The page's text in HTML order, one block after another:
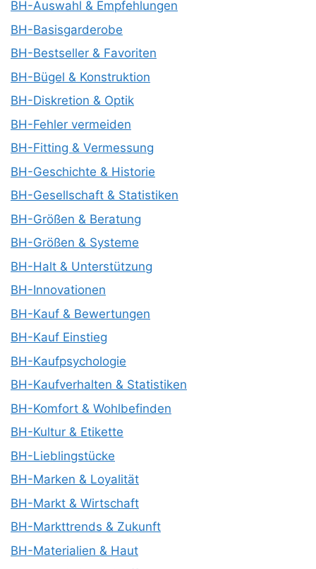
BH-Auswahl & Empfehlungen
BH-Basisgarderobe
BH-Bestseller & Favoriten
BH-Bügel & Konstruktion
BH-Diskretion & Optik
BH-Fehler vermeiden
BH-Fitting & Vermessung
BH-Geschichte & Historie
BH-Gesellschaft & Statistiken
BH-Größen & Beratung
BH-Größen & Systeme
BH-Halt & Unterstützung
BH-Innovationen
BH-Kauf & Bewertungen
BH-Kauf Einstieg
BH-Kaufpsychologie
BH-Kaufverhalten & Statistiken
BH-Komfort & Wohlbefinden
BH-Kultur & Etikette
BH-Lieblingstücke
BH-Marken & Loyalität
BH-Markt & Wirtschaft
BH-Markttrends & Zukunft
BH-Materialien & Haut